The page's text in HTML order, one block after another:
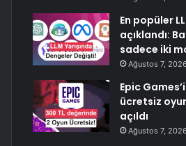
En popüler
açıklandı:
sadece iki
Ağustos 7, 2026
Epic
ücretsiz
açıldı
Ağustos 7, 2026